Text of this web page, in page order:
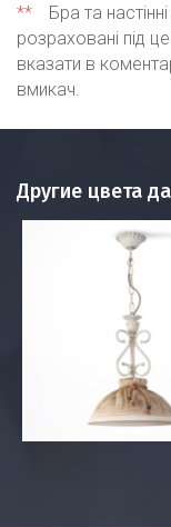
**
Бра та
розраховані під
вказати в
вмикач.
Другие цвета